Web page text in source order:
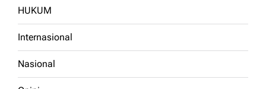
HUKUM
Internasional
Nasional